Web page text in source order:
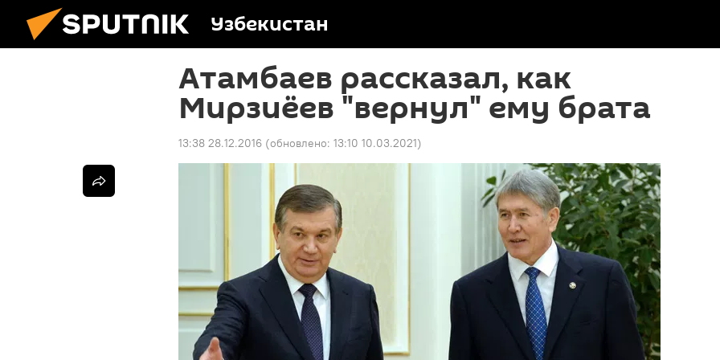
Узбекистан
Атамбаев рассказал, как
Мирзиёев "вернул" ему брата
13:38 28.12.2016 (обновлено: 13:10 10.03.2021)